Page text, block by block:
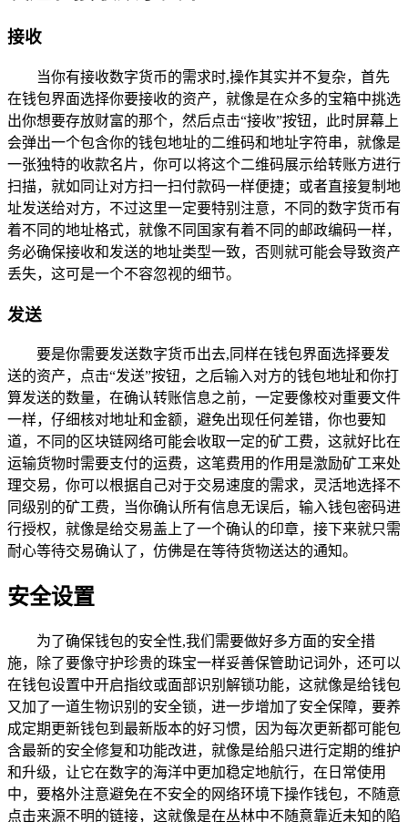
接收
当你有接收数字货币的需求时,操作其实并不复杂，首先
在钱包界面选择你要接收的资产，就像是在众多的宝箱中挑选
出你想要存放财富的那个，然后点击“接收”按钮，此时屏幕上
会弹出一个包含你的钱包地址的二维码和地址字符串，就像是
一张独特的收款名片，你可以将这个二维码展示给转账方进行
扫描，就如同让对方扫一扫付款码一样便捷；或者直接复制地
址发送给对方，不过这里一定要特别注意，不同的数字货币有
着不同的地址格式，就像不同国家有着不同的邮政编码一样，
务必确保接收和发送的地址类型一致，否则就可能会导致资产
丢失，这可是一个不容忽视的细节。
发送
要是你需要发送数字货币出去,同样在钱包界面选择要发
送的资产，点击“发送”按钮，之后输入对方的钱包地址和你打
算发送的数量，在确认转账信息之前，一定要像校对重要文件
一样，仔细核对地址和金额，避免出现任何差错，你也要知
道，不同的区块链网络可能会收取一定的矿工费，这就好比在
运输货物时需要支付的运费，这笔费用的作用是激励矿工来处
理交易，你可以根据自己对于交易速度的需求，灵活地选择不
同级别的矿工费，当你确认所有信息无误后，输入钱包密码进
行授权，就像是给交易盖上了一个确认的印章，接下来就只需
耐心等待交易确认了，仿佛是在等待货物送达的通知。
安全设置
为了确保钱包的安全性,我们需要做好多方面的安全措
施，除了要像守护珍贵的珠宝一样妥善保管助记词外，还可以
在钱包设置中开启指纹或面部识别解锁功能，这就像是给钱包
又加了一道生物识别的安全锁，进一步增加了安全保障，要养
成定期更新钱包到最新版本的好习惯，因为每次更新都可能包
含最新的安全修复和功能改进，就像是给船只进行定期的维护
和升级，让它在数字的海洋中更加稳定地航行，在日常使用
中，要格外注意避免在不安全的网络环境下操作钱包，不随意
点击来源不明的链接，这就像是在丛林中不随意靠近未知的陷